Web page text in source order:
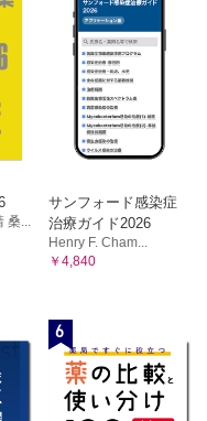
...
サンフォード感染症
治療ガイド2026
Henry F. Cham...
￥4,840
6